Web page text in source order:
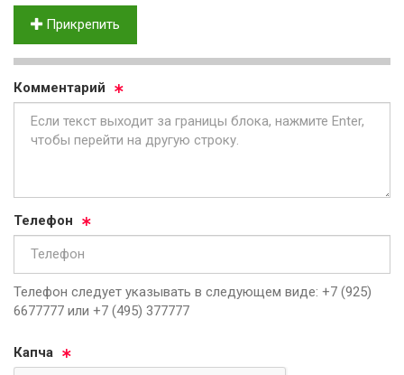
Прикрепить
Ком­мен­та­рий
Те­ле­фон
Телефон следует указывать в следующем виде: +7 (925)
6677777 или +7 (495) 377777
Кап­ча